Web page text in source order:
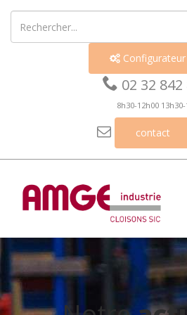
 Configurateur
 02 32 842
8h30-12h00
 contact